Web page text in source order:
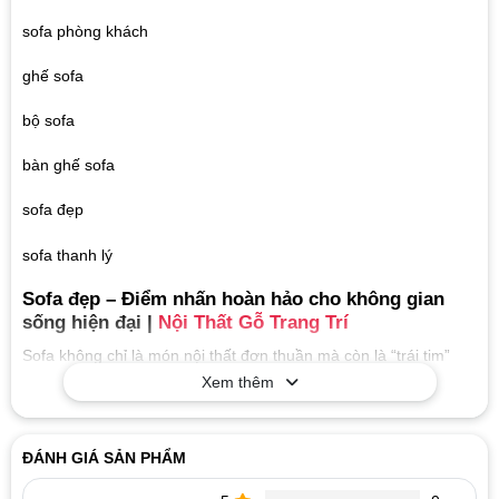
sofa phòng khách
ghế sofa
bộ sofa
bàn ghế sofa
sofa đẹp
sofa thanh lý
Sofa đẹp – Điểm nhấn hoàn hảo cho không gian
sống hiện đại | Nội Thất Gỗ Trang Trí
Sofa không chỉ là món nội thất đơn thuần mà còn là “trái tim”
của phòng khách, nơi thể hiện gu thẩm mỹ và cá tính riêng của
gia chủ. Một bộ sofa đẹp, chất lượng sẽ giúp không gian sống
Trí, chúng tôi cung cấp đa dạng các mẫu
hiện đại, cao cấp, đáp ứng nhu cầu của mọi gia đình Việt.
Xem thêm
ĐÁNH GIÁ SẢN PHẨM